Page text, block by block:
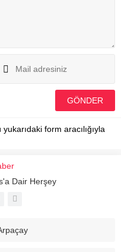
form aracılığıyla
Dair Herşey